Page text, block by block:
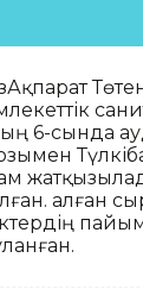
6-сында
Қалған